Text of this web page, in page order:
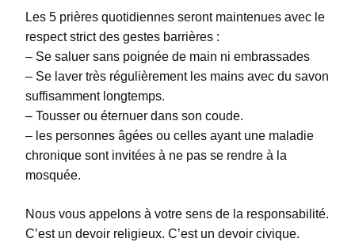
Les 5 prières quotidiennes seront maintenues avec le
respect strict des gestes barrières :
– Se saluer sans poignée de main ni embrassades
– Se laver très régulièrement les mains avec du savon
suffisamment longtemps.
– Tousser ou éternuer dans son coude.
– les personnes âgées ou celles ayant une maladie
chronique sont invitées à ne pas se rendre à la
mosquée.
Nous vous appelons à votre sens de la responsabilité.
C’est un devoir religieux. C’est un devoir civique.